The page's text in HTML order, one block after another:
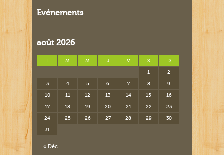
Evénements
août 2026
L M M J V S D
« Déc
1 2
3 4 5 6 7 8 9
10 11 12 13 14 15 16
17 18 19 20 21 22 23
24 25 26 27 28 29 30
31